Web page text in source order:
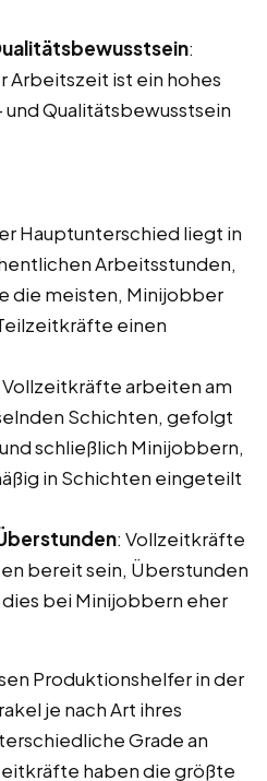
:
Arbeitszeit ist ein hohes
und Qualitätsbewusstsein
Hauptunterschied liegt in
Arbeitsstunden,
die meisten, Minijobber
einen
Vollzeitkräfte arbeiten am
Schichten, gefolgt
schließlich Minijobbern,
in Schichten eingeteilt
: Vollzeitkräfte
bereit sein, Überstunden
bei Minijobbern eher
Produktionshelfer in der
je nach Art ihres
Grade an
haben die größte